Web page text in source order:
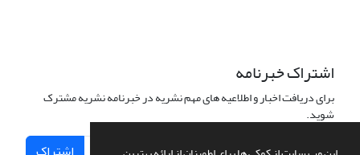
اشتراک خبرنامه
برای دریافت اخبار و اطلاعیه های مهم نشریه در خبرنامه نشریه مشترک
شوید.